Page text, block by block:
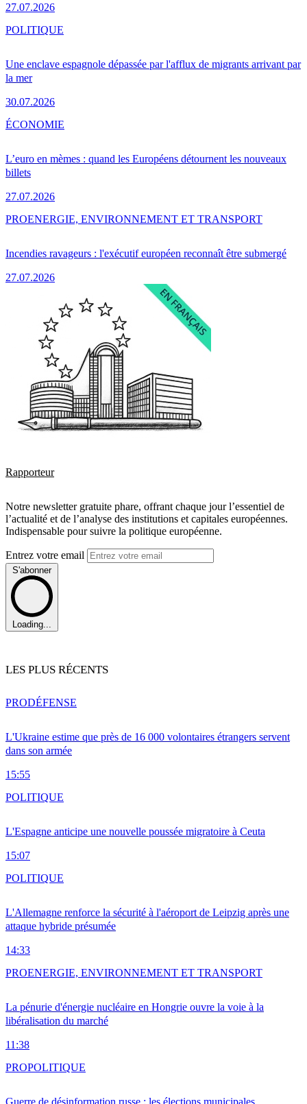
27.07.2026
Une enclave espagnole dépassée par l'afflux de migrants arrivant par
la mer
30.07.2026
POLITIQUE
L’euro en mèmes : quand les Européens détournent les nouveaux
billets
27.07.2026
ÉCONOMIE
Incendies ravageurs : l'exécutif européen reconnaît être submergé
27.07.2026
PROENERGIE, ENVIRONNEMENT ET TRANSPORT
Rapporteur
Notre newsletter gratuite phare, offrant chaque jour l’essentiel de
l’actualité et de l’analyse des institutions et capitales européennes.
Indispensable pour suivre la politique européenne.
Entrez votre email
S'abonner
Loading...
LES PLUS RÉCENTS
L'Ukraine estime que près de 16 000 volontaires étrangers servent
dans son armée
15:55
PRODÉFENSE
L'Espagne anticipe une nouvelle poussée migratoire à Ceuta
15:07
POLITIQUE
L'Allemagne renforce la sécurité à l'aéroport de Leipzig après une
attaque hybride présumée
14:33
POLITIQUE
La pénurie d'énergie nucléaire en Hongrie ouvre la voie à la
libéralisation du marché
11:38
PROENERGIE, ENVIRONNEMENT ET TRANSPORT
PROPOLITIQUE